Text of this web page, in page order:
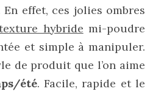
effet, ces jolies ombres
hybride mi-poudre
et simple à manipuler.
de produit que l’on aime
été. Facile, rapide et le